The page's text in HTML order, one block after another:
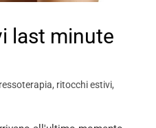
last minute
, ritocchi estivi,